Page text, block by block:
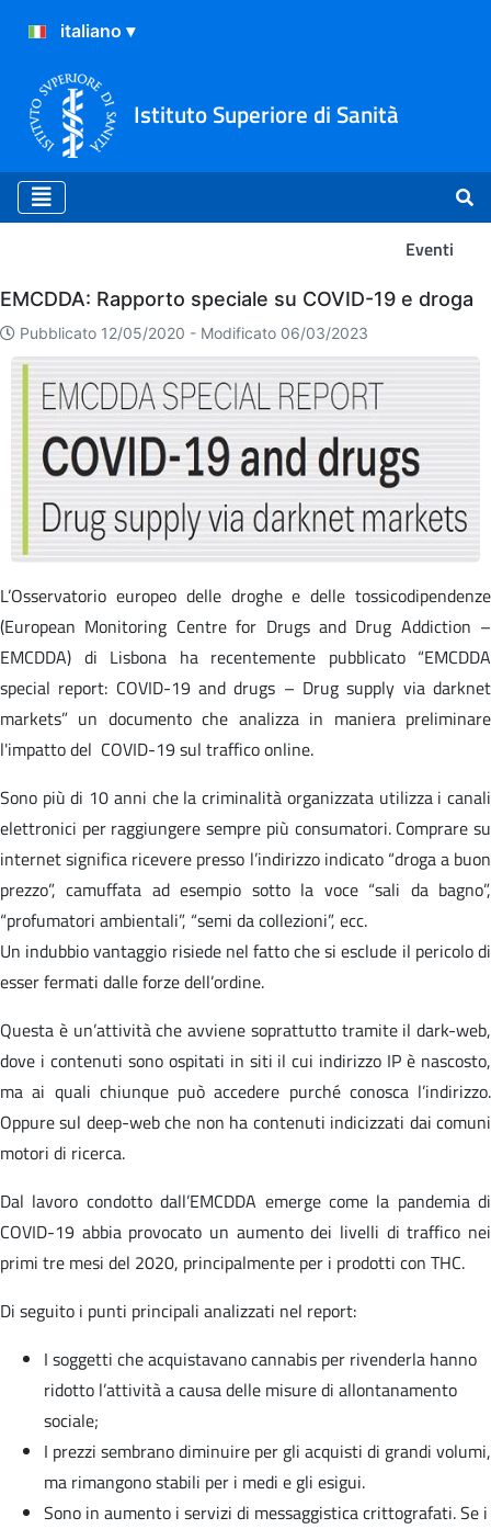
Istituto Superiore di Sanità
Eventi
Eventi
EMCDDA: Rapporto speciale su COVID-19 e droga
Pubblicato 12/05/2020 - Modificato 06/03/2023
L’Osservatorio europeo delle droghe e delle tossicodipendenze
(European Monitoring Centre for Drugs and Drug Addiction –
EMCDDA) di Lisbona ha recentemente pubblicato “EMCDDA
special report: COVID-19 and drugs – Drug supply via darknet
markets” un documento che analizza in maniera preliminare
l'impatto del COVID-19 sul traffico online.
Sono più di 10 anni che la criminalità organizzata utilizza i canali
elettronici per raggiungere sempre più consumatori. Comprare su
internet significa ricevere presso l’indirizzo indicato “droga a buon
prezzo”, camuffata ad esempio sotto la voce “sali da bagno”,
“profumatori ambientali”, “semi da collezioni”, ecc.
Un indubbio vantaggio risiede nel fatto che si esclude il pericolo di
esser fermati dalle forze dell’ordine.
Questa è un’attività che avviene soprattutto tramite il dark-web,
dove i contenuti sono ospitati in siti il cui indirizzo IP è nascosto,
ma ai quali chiunque può accedere purché conosca l’indirizzo.
Oppure sul deep-web che non ha contenuti indicizzati dai comuni
motori di ricerca.
Dal lavoro condotto dall’EMCDDA emerge come la pandemia di
COVID-19 abbia provocato un aumento dei livelli di traffico nei
primi tre mesi del 2020, principalmente per i prodotti con THC.
Di seguito i punti principali analizzati nel report:
I soggetti che acquistavano cannabis per rivenderla hanno
ridotto l’attività a causa delle misure di allontanamento
sociale;
I prezzi sembrano diminuire per gli acquisti di grandi volumi,
ma rimangono stabili per i medi e gli esigui.
Sono in aumento i servizi di messaggistica crittografati. Se i